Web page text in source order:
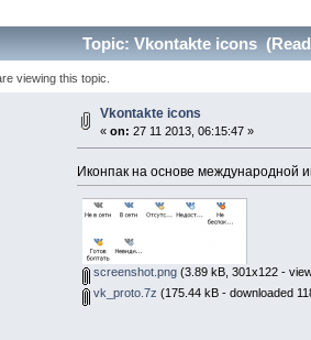
Topic: Vkontakte icons
viewing this topic.
Vkontakte icons
«on: 27 11 2013, 06:15:47 »
Иконпак на основе международной
screenshot.png (3.89 kB, 301x122 -
vk_proto.7z (175.44 kB - downloaded